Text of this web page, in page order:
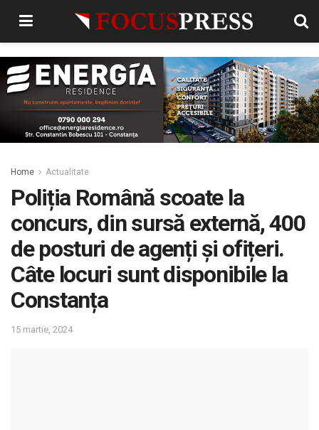
Home Actualitate
Poliția Română scoate la
concurs, din sursă externă, 400
de posturi de agenți și ofițeri.
Câte locuri sunt disponibile la
Constanța
15 martie, 2024